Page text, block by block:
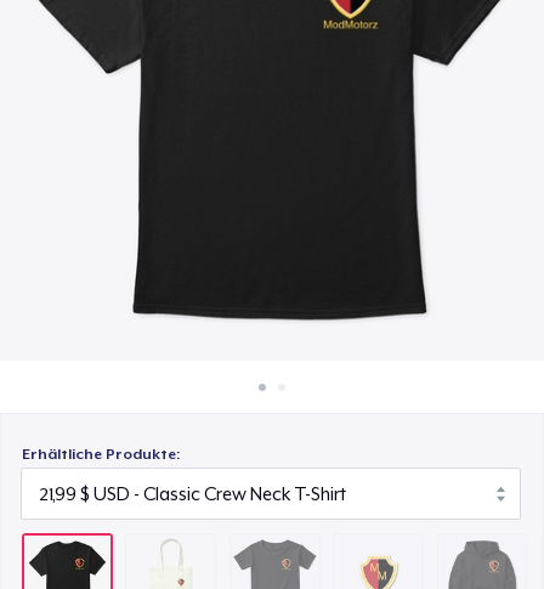
Erhältliche Produkte:
Toddler Classic Tee
15,99 $
Unisex Classic Pullover Hoodie
38,99 $
25,99 $
Comfort Tee
22,99 $